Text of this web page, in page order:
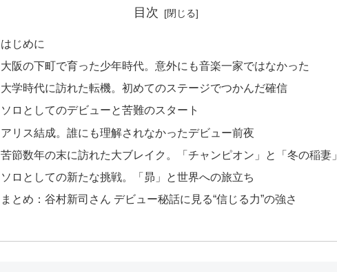
目次
はじめに
大阪の下町で育った少年時代。意外にも音楽一家ではなかった
大学時代に訪れた転機。初めてのステージでつかんだ確信
ソロとしてのデビューと苦難のスタート
アリス結成。誰にも理解されなかったデビュー前夜
苦節数年の末に訪れた大ブレイク。「チャンピオン」と「冬の稲妻」
ソロとしての新たな挑戦。「昴」と世界への旅立ち
まとめ：谷村新司さん デビュー秘話に見る“信じる力”の強さ